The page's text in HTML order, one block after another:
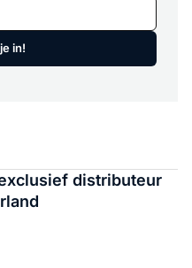
in!
distributeur